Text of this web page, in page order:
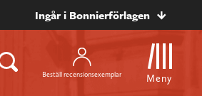
Ingår i Bonnierförlagen
Beställ recensionsexemplar Meny